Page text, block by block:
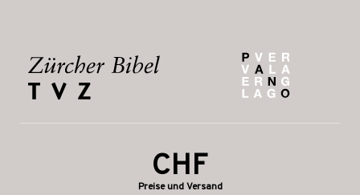
CHF
Preise und Versand